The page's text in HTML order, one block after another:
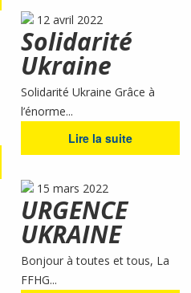
12 avril 2022
Solidarité
Ukraine
Solidarité Ukraine Grâce à
l’énorme...
Lire la suite
15 mars 2022
URGENCE
UKRAINE
Bonjour à toutes et tous, La
FFHG...